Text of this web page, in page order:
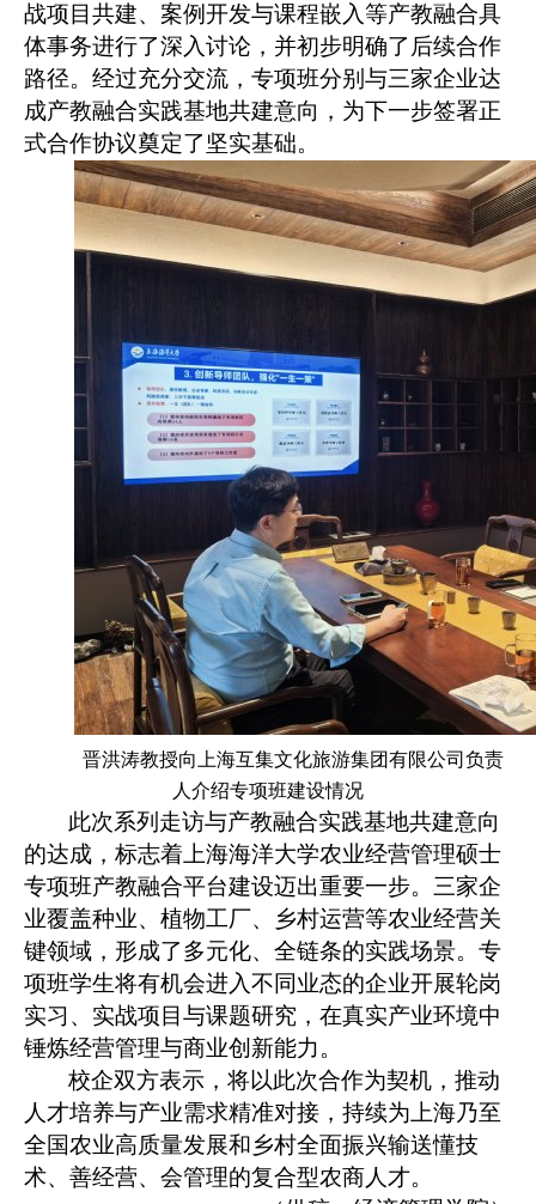
战项目共建、案例开发与课程嵌入等产教融合具
体事务进行了深入讨论，并初步明确了后续合作
路径。经过充分交流，专项班分别与三家企业达
成产教融合实践基地共建意向，为下一步签署正
式合作协议奠定了坚实基础。
晋洪涛教授向上海互集文化旅游集团有限公司负责
人介绍专项班建设情况
此次系列走访与产教融合实践基地共建意向
的达成，标志着上海海洋大学农业经营管理硕士
专项班产教融合平台建设迈出重要一步。三家企
业覆盖种业、植物工厂、乡村运营等农业经营关
键领域，形成了多元化、全链条的实践场景。专
项班学生将有机会进入不同业态的企业开展轮岗
实习、实战项目与课题研究，在真实产业环境中
锤炼经营管理与商业创新能力。
校企双方表示，将以此次合作为契机，推动
人才培养与产业需求精准对接，持续为上海乃至
全国农业高质量发展和乡村全面振兴输送懂技
术、善经营、会管理的复合型农商人才。